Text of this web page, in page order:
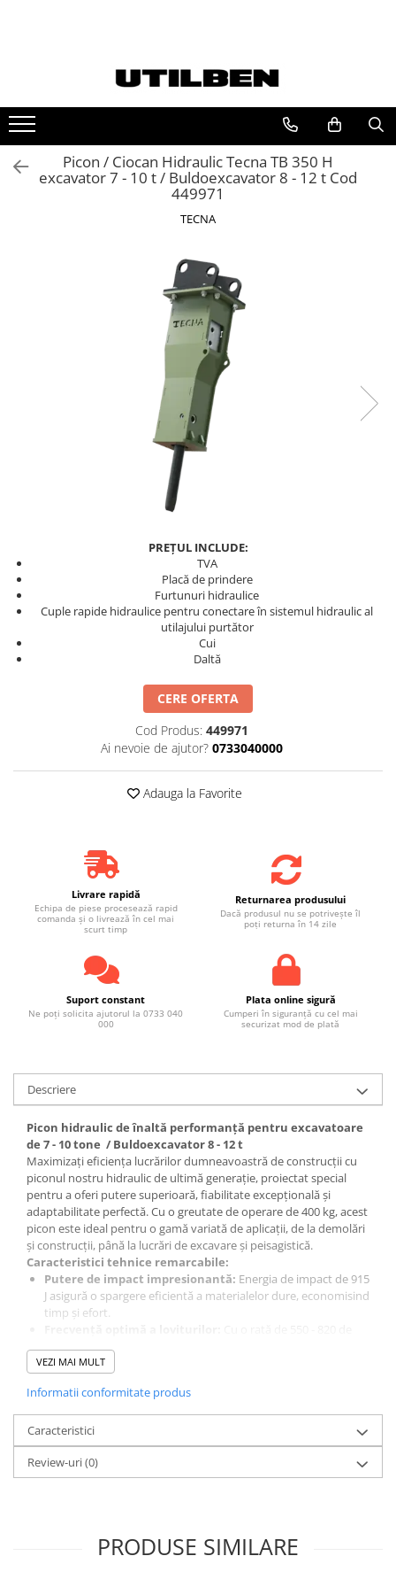
Ulei
Filtre
Picon / Ciocan hidraulic
Cupe utilaje
Kit Revizie Forst
Anvelope Industriale
Senile Cauciuc
Geamuri Sunward
Picon / Ciocan Hidraulic Tecna TB 350 H
excavator 7 - 10 t / Buldoexcavator 8 - 12 t Cod
449971
TECNA
PREȚUL INCLUDE:
TVA
Placă de prindere
Furtunuri hidraulice
Cuple rapide hidraulice pentru conectare în sistemul hidraulic al
utilajului purtător
Cui
Daltă
CERE OFERTA
Cod Produs: 449971
Ai nevoie de ajutor? 0733040000
Adauga la Favorite
Livrare rapidă
Echipa de piese procesează rapid
comanda și o livrează în cel mai
scurt timp
Returnarea produsului
Dacă produsul nu se potrivește îl
poți returna în 14 zile
Suport constant
Ne poți solicita ajutorul la 0733 040
000
Plata online sigură
Cumperi în siguranță cu cel mai
securizat mod de plată
Descriere
Picon hidraulic de înaltă performanță pentru excavatoare
de 7 - 10 tone / Buldoexcavator 8 - 12 t
Maximizați eficiența lucrărilor dumneavoastră de construcții cu
piconul nostru hidraulic de ultimă generație, proiectat special
pentru a oferi putere superioară, fiabilitate excepțională și
adaptabilitate perfectă. Cu o greutate de operare de 400 kg, acest
picon este ideal pentru o gamă variată de aplicații, de la demolări
și construcții, până la lucrări de excavare și peisagistică.
Caracteristici tehnice remarcabile:
Putere de impact impresionantă: Energia de impact de 915
J asigură o spargere eficientă a materialelor dure, economisind
timp și efort.
lovituri pe minut, piconul nostru garantează o productivitate
ridicată și un randament superior.
cuprinse între 7 și 10 tone, acest picon se integrează perfect în
diverse configurații de lucru.
Fiabilitate garantată:
calitate și proiectat pentru a rezista în condiții dificile, piconul
nostru este o investiție durabilă și de încredere.
Ușor de întreținut:Designul inteligent facilitează accesul la
Clasa utilaj: 7 - 10 tone
VEZI MAI MULT
Informatii conformitate produs
Caracteristici
Review-uri(0)
PRODUSE SIMILARE